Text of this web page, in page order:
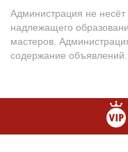
Администрация не несёт
надлежащего
мастеров.
содержание